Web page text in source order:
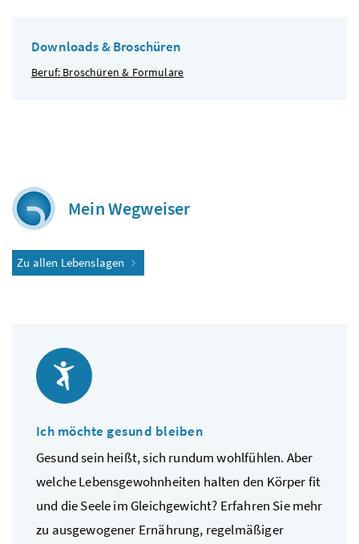
Downloads & Broschüren
Beruf: Broschüren & Formulare
Mein Wegweiser
Zu allen Lebenslagen
Ich möchte gesund bleiben
Gesund sein heißt, sich rundum wohlfühlen. Aber
welche Lebensgewohnheiten halten den Körper fit
und die Seele im Gleichgewicht? Erfahren Sie mehr
zu ausgewogener Ernährung, regelmäßiger